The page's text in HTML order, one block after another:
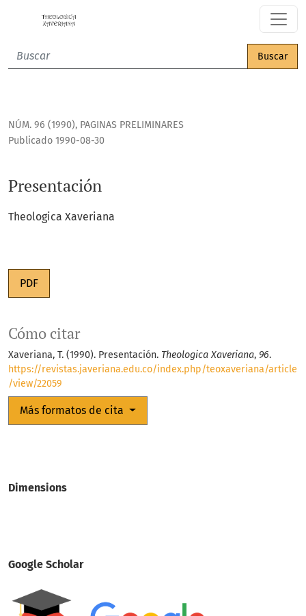
Buscar
NÚM. 96 (1990), PAGINAS PRELIMINARES
Presentación
Publicado 1990-08-30
Theologica Xaveriana
PDF
Cómo citar
Xaveriana, T. (1990). Presentación. Theologica Xaveriana, 96.
https://revistas.javeriana.edu.co/index.php/teoxaveriana/article
/view/22059
Más formatos de cita
Dimensions
Google Scholar